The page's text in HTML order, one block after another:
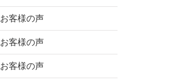
お客様の声
お客様の声
お客様の声